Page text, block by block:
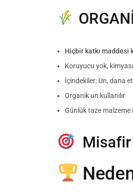
Hiçbir katkı maddesi
Koruyucu yok,
İçindekiler: Un, dana
Organik un kullanılır
Günlük taze malzeme
Misafir